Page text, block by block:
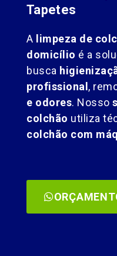
Tapetes
A limpeza de
domicílio é a
busca
profissional,
e odores. Nosso
colchão utiliza
colchão com